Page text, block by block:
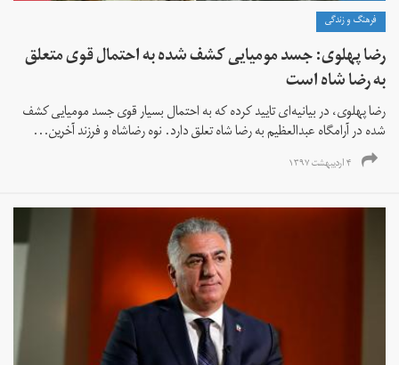
فرهنگ و زندگی
رضا پهلوی: جسد مومیایی کشف شده به احتمال قوی متعلق
به رضا شاه است
رضا پهلوی،‌ در بیانیه‌‌ای تایید کرده که به احتمال بسیار قوی جسد مومیایی کشف
شده در آرامگاه عبدالعظیم به رضا شاه تعلق دارد. نوه رضاشاه و فرزند آخرین...
۴ اردیبهشت ۱۳۹۷